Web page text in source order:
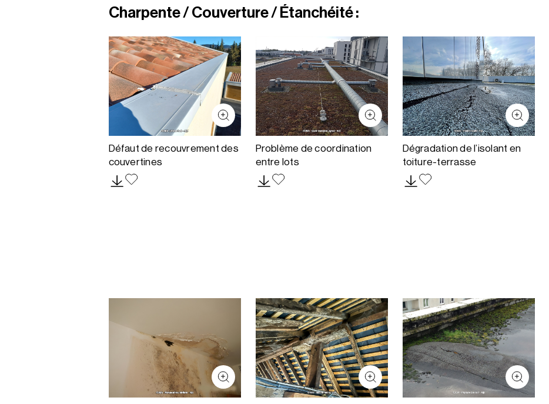
Charpente / Couverture / Étanchéité :
Défaut de recouvrement des
couvertines
Problème de coordination
entre lots
Dégradation de l’isolant en
toiture-terrasse